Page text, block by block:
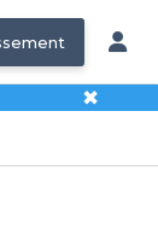
✖